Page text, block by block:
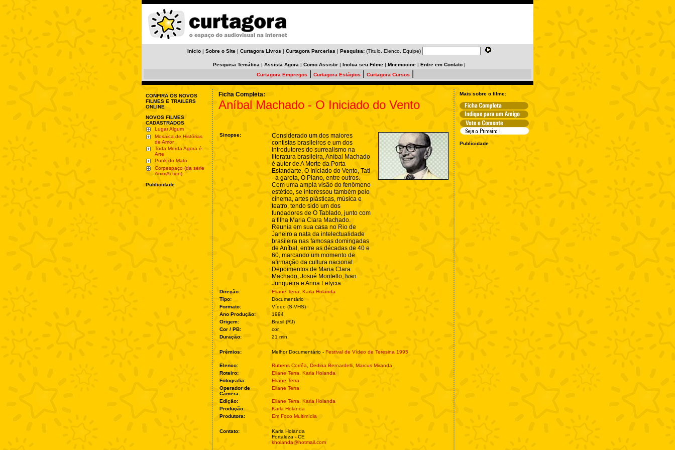
Início | Sobre o Site | Curtagora Livros | Curtagora Parcerias | Pesquisa: (Título, Elenco, Equipe)
Pesquisa Temática | Assista Agora | Como Assistir | Inclua seu Filme | Mnemocine | Entre em Contato |
Curtagora Empregos
Curtagora Estágios Curtagora Cursos
CONFIRA OS NOVOS
FILMES E TRAILERS
ONLINE
NOVOS FILMES
CADASTRADOS
Lugar Algum
Mosaica de Histórias
de Amor
Toda Merda Agora é
Arte
Punk do Mato
Corpespaço (da série
AnimAction)
Publicidade
Ficha Completa:
Aníbal Machado - O Iniciado do Vento
Sinopse:
Considerado um dos maiores
contistas brasileiros e um dos
introdutores do surrealismo na
literatura brasileira, Aníbal Machado
é autor de A Morte da Porta
Estandarte, O Iniciado do Vento, Tati
- a garota, O Piano, entre outros.
Com uma ampla visão do fenômeno
estético, se interessou também pelo
cinema, artes plásticas, música e
teatro, tendo sido um dos
fundadores de O Tablado, junto com
a filha Maria Clara Machado.
Reunia em sua casa no Rio de
Janeiro a nata da intelectualidade
brasileira nas famosas domingadas
de Aníbal, entre as décadas de 40 e
60, marcando um momento de
afirmação da cultura nacional.
Depoimentos de Maria Clara
Machado, Josué Montello, Ivan
Junqueira e Anna Letycia.
Direção: Eliane Terra
Karla Holanda
Tipo:
Documentário
Formato:
Vídeo (S-VHS)
Ano Produção:
1994
Origem:
Brasil (RJ)
Cor / PB:
cor
Duração:
21 min.
Prêmios: Melhor Documentário - Festival de Vídeo de Teresina 1995
Elenco: Rubens Corrêa Dedina Bernardelli Marcus Miranda
Roteiro:
Eliane Terra
Karla Holanda
Fotografia:
Eliane Terra
Operador de
Câmera:
Eliane Terra
Edição: Eliane Terra
Karla Holanda
Produção:
Karla Holanda
Produtora:
Em Foco Multimídia
Contato:
Karla Holanda
Fortaleza - CE
kholanda@hotmail.com
Mais sobre o filme:
Publicidade